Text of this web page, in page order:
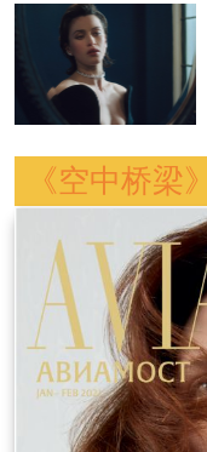
《空中桥梁》